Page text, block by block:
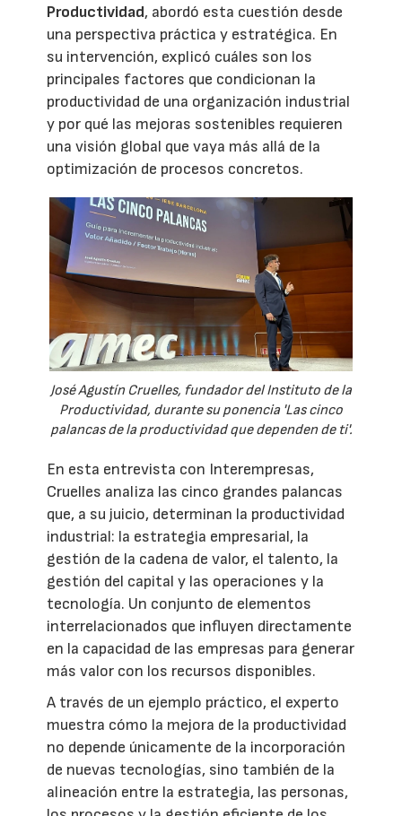
Productividad, abordó esta cuestión desde
una perspectiva práctica y estratégica. En
su intervención, explicó cuáles son los
principales factores que condicionan la
productividad de una organización industrial
y por qué las mejoras sostenibles requieren
una visión global que vaya más allá de la
optimización de procesos concretos.
José Agustín Cruelles, fundador del Instituto de la
Productividad, durante su ponencia 'Las cinco
palancas de la productividad que dependen de ti'.
En esta entrevista con Interempresas,
Cruelles analiza las cinco grandes palancas
que, a su juicio, determinan la productividad
industrial: la estrategia empresarial, la
gestión de la cadena de valor, el talento, la
gestión del capital y las operaciones y la
tecnología. Un conjunto de elementos
interrelacionados que influyen directamente
en la capacidad de las empresas para generar
más valor con los recursos disponibles.
A través de un ejemplo práctico, el experto
muestra cómo la mejora de la productividad
no depende únicamente de la incorporación
de nuevas tecnologías, sino también de la
alineación entre la estrategia, las personas,